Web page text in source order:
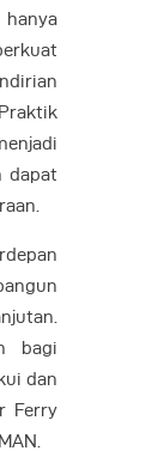
dapat
bagi
dan
Ferry